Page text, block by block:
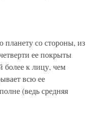
со стороны, из
ее покрыты
к лицу, чем
всю ее
(ведь средняя